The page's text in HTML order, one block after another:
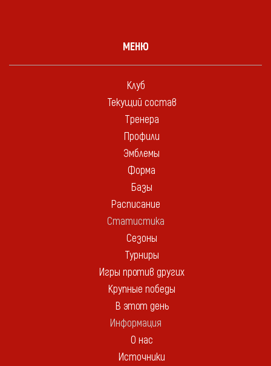
МЕНЮ
Клуб
Текущий состав
Тренера
Профили
Эмблемы
Форма
Базы
Расписание
Статистика
Сезоны
Турниры
Игры против других
Крупные победы
В этот день
Информация
О нас
Источники